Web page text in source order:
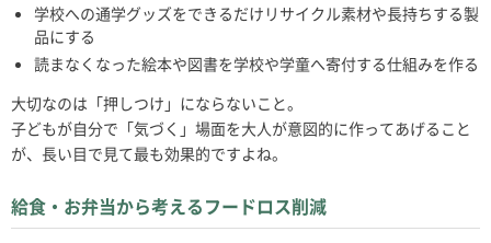
学校への通学グッズをできるだけリサイクル素材や長持ちする製
品にする
読まなくなった絵本や図書を学校や学童へ寄付する仕組みを作る
大切なのは「押しつけ」にならないこと。
子どもが自分で「気づく」場面を大人が意図的に作ってあげること
が、長い目で見て最も効果的ですよね。
給食・お弁当から考えるフードロス削減